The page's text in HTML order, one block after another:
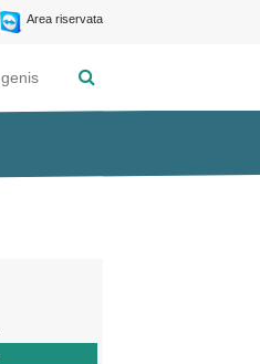
Area riservata
genis